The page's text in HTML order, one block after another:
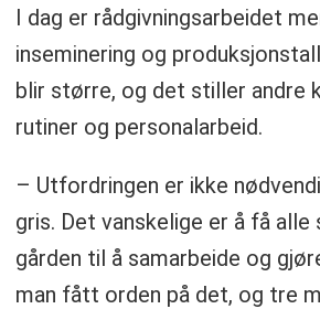
I dag er rådgivningsarbeidet
inseminering og
blir større, og det stiller andre
rutiner og personalarbeid.
– Utfordringen er ikke
gris. Det vanskelige er å få alle
gården til å samarbeide og
man fått orden på det, og tre